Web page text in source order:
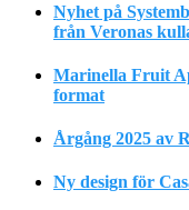
Nyhet på
från Veronas
Marinella Fruit
format
Årgång 2025 av
Ny design för